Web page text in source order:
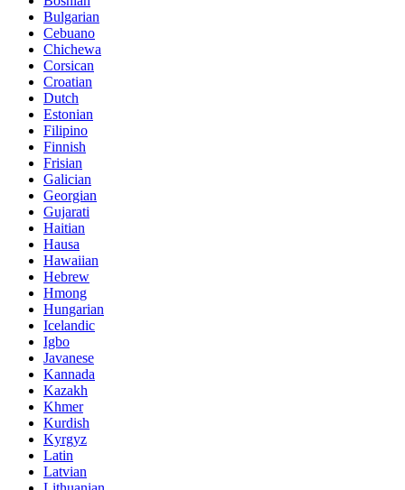
Bulgarian
Cebuano
Chichewa
Corsican
Croatian
Dutch
Estonian
Filipino
Finnish
Frisian
Galician
Georgian
Gujarati
Haitian
Hausa
Hawaiian
Hebrew
Hmong
Hungarian
Icelandic
Igbo
Javanese
Kannada
Kazakh
Khmer
Kurdish
Kyrgyz
Latin
Latvian